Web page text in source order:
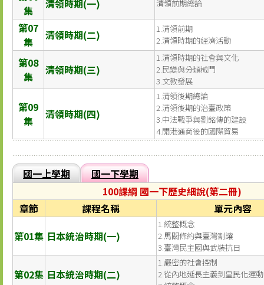
集
清領時期(一) 清領前期總論
第07
集
清領時期(二)
1.清領前期
2.清領時期的經濟活動
第08
集
清領時期(三)
1.清領時期的社會與文化
2.民變與分類械鬥
3.文教發展
第09
集
清領時期(四)
1.清領後期總論
2.清領後期的治臺政策
3.中法戰爭與劉銘傳的建設
4.開港通商後的國際貿易
國一上學期
國一下學期
100課綱 國一下歷史細說(第二冊)
章節
課程名稱
單元內容
第01集 日本統治時期(一)
1.統整概念
2.馬關條約與臺灣割讓
3.臺灣民主國與武裝抗日
第02集 日本統治時期(二)
1.嚴密的社會控制
2.從內地延長主義到皇民化運動